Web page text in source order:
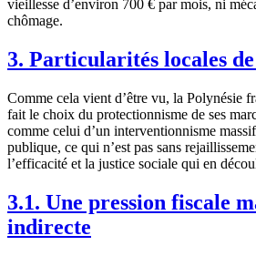
vieillesse d’environ 700 € par mois, ni
chômage.
3. Particularités locales
Comme cela vient d’être vu, la Polynésie
fait le choix du protectionnisme de ses
comme celui d’un interventionnisme
publique, ce qui n’est pas sans
l’efficacité et la justice sociale qui en
3.1. Une pression fiscale
indirecte